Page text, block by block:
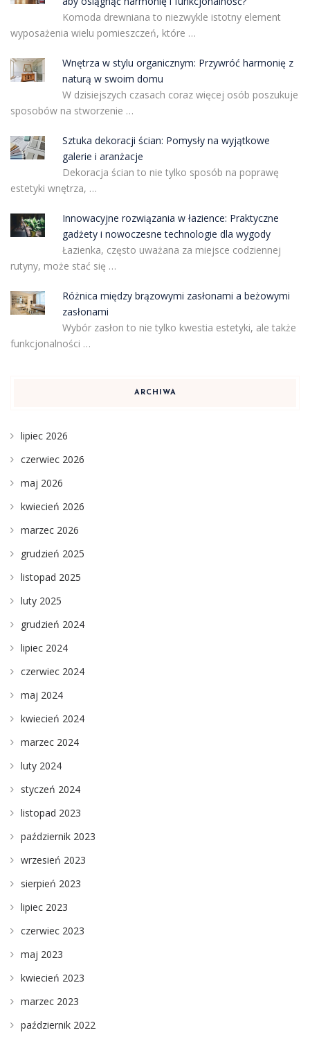
Komoda drewniana to niezwykle istotny element
wyposażenia wielu pomieszczeń, które …
Wnętrza w stylu organicznym: Przywróć harmonię z
naturą w swoim domu
W dzisiejszych czasach coraz więcej osób poszukuje
sposobów na stworzenie …
Sztuka dekoracji ścian: Pomysły na wyjątkowe
galerie i aranżacje
Dekoracja ścian to nie tylko sposób na poprawę
estetyki wnętrza, …
Innowacyjne rozwiązania w łazience: Praktyczne
gadżety i nowoczesne technologie dla wygody
Łazienka, często uważana za miejsce codziennej
rutyny, może stać się …
Różnica między brązowymi zasłonami a beżowymi
zasłonami
Wybór zasłon to nie tylko kwestia estetyki, ale także
funkcjonalności …
ARCHIWA
lipiec 2026
czerwiec 2026
maj 2026
kwiecień 2026
marzec 2026
grudzień 2025
listopad 2025
luty 2025
grudzień 2024
lipiec 2024
czerwiec 2024
maj 2024
kwiecień 2024
marzec 2024
luty 2024
styczeń 2024
listopad 2023
październik 2023
wrzesień 2023
sierpień 2023
lipiec 2023
czerwiec 2023
maj 2023
kwiecień 2023
marzec 2023
październik 2022